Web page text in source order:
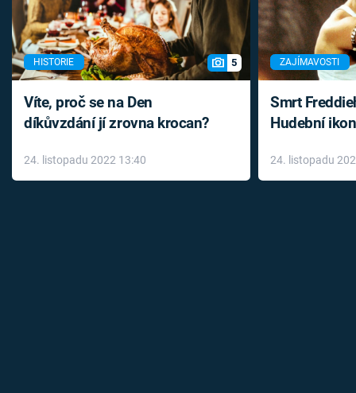
HISTORIE 5
Víte, proč se na Den
díkůvzdání jí zrovna krocan?
24. listopadu 2022 13:40
ZAJÍMAVOSTI
Smrt
Hudební
léky
24. listopadu